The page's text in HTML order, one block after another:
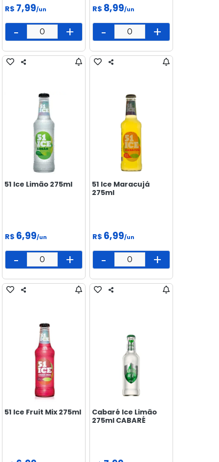
R$ 7,99/un
- +
R$ 8,99/un
- +
51 Ice Limão 275ml
R$ 6,99/un
- +
51 Ice Maracujá
275ml
R$ 6,99/un
- +
51 Ice Fruit Mix 275ml
Cabaré Ice Limão
275ml CABARÉ